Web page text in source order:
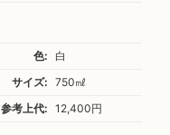
色:
白
サイズ:
750㎖
参考上代:
12,400円